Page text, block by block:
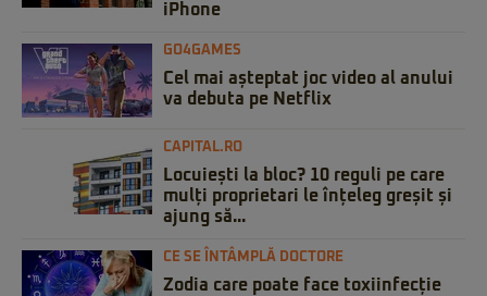
iPhone
GO4GAMES
Cel mai așteptat joc video al anului
va debuta pe Netflix
CAPITAL.RO
Locuiești la bloc? 10 reguli pe care
mulți proprietari le înțeleg greșit și
ajung să...
CE SE ÎNTÂMPLĂ DOCTORE
Zodia care poate face toxiinfecție